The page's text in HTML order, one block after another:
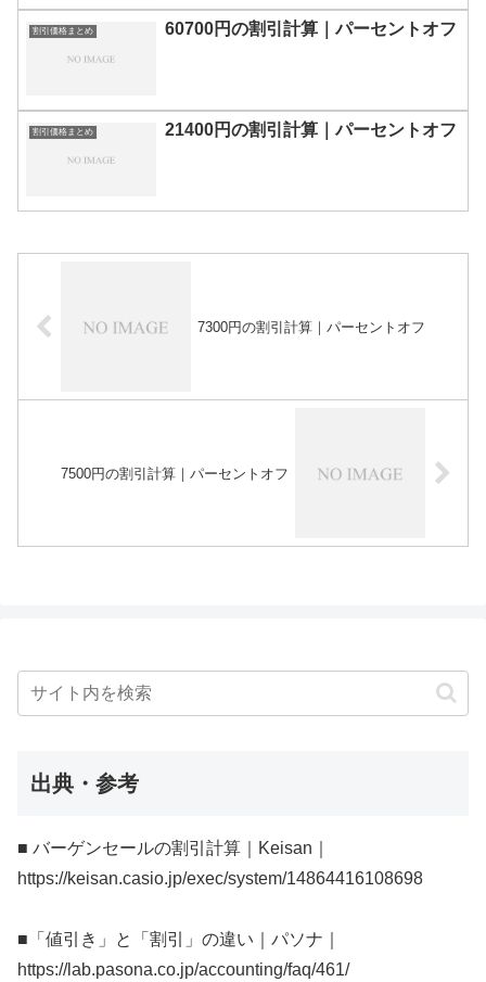
割引価格まとめ 60700円の割引計算｜パーセントオフ
割引価格まとめ 21400円の割引計算｜パーセントオフ
7300円の割引計算｜パーセントオフ
7500円の割引計算｜パーセントオフ
出典・参考
■ バーゲンセールの割引計算｜Keisan｜
https://keisan.casio.jp/exec/system/14864416108698
■「値引き」と「割引」の違い｜パソナ｜
https://lab.pasona.co.jp/accounting/faq/461/